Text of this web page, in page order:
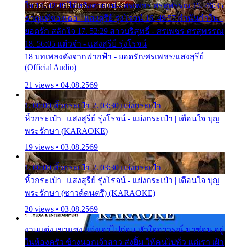
ใจ 14. 42:49 ไอ้หวังตายแน่ - ศรเพชร ศรสุพรรณ 15. 46:35
ธาตุแท้ของเธอ - แสงสุรีย์ รุ่งโรจน์ 16. 49:57 กำนันกำใน -
ยอดรัก สลักใจ 17. 52:29 สาวบริสุทธิ์ - ศรเพชร ศรสุพรรณ
18. 56:05 แต๋วจ๋า - แสงสุรีย์ รุ่งโรจน์
18 บทเพลงดังจากฟากฟ้า - ยอดรัก/ศรเพชร/แสงสุรีย์
(Official Audio)
21 views • 04.08.2569
1. 00:00 หิ้วกระเป๋า 2. 03:30 แย่งกระเป๋า
หิ้วกระเป๋า | แสงสุรีย์ รุ่งโรจน์ - แย่งกระเป๋า | เตือนใจ บุญ
พระรักษา (KARAOKE)
19 views • 03.08.2569
1. 00:00 หิ้วกระเป๋า 2. 03:30 แย่งกระเป๋า
หิ้วกระเป๋า | แสงสุรีย์ รุ่งโรจน์ - แย่งกระเป๋า | เตือนใจ บุญ
พระรักษา (ซาวด์ดนตรี) (KARAOKE)
20 views • 03.08.2569
งานแต่ง เขาแซง แย่งเอาไปก่อน หัวใจอาวรณ์ มาซ่อน อยู่
ในห้องครัว ข้างนอกเจ้าสาว ส่งยิ้ม ให้คนไปทั่ว แต่เรา เฝ้า